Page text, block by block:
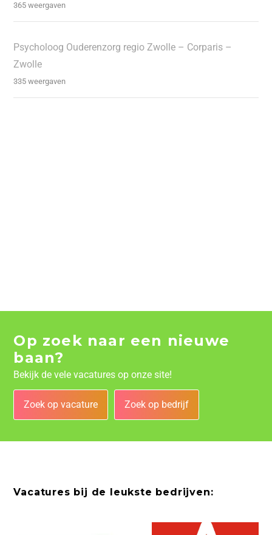
365 weergaven
Psycholoog Ouderenzorg regio Zwolle – Corparis –
Zwolle
335 weergaven
Op zoek naar een nieuwe
baan?
Bekijk de vele vacatures op onze site!
Zoek op vacature Zoek op bedrijf
Vacatures bij de leukste bedrijven: